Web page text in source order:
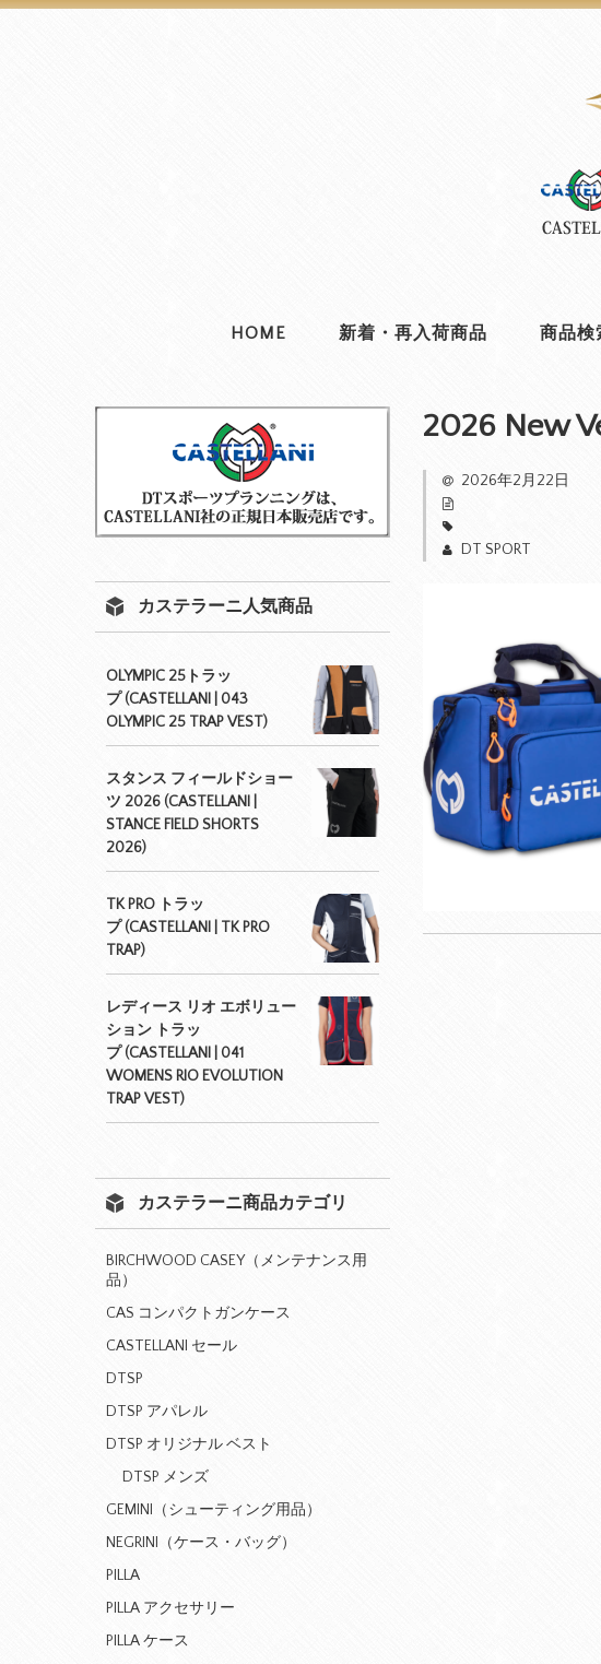
HOME 新着・再入荷商品 商品検
2026 New
2026年2月22日
DT SPORT
カステラーニ人気商品
OLYMPIC 25トラッ
プ (CASTELLANI | 043
OLYMPIC 25 TRAP VEST)
スタンス フィールドショー
ツ 2026 (CASTELLANI |
STANCE FIELD SHORTS
2026)
TK PRO トラッ
プ (CASTELLANI | TK PRO
TRAP)
レディース リオ エボリュー
ション トラッ
プ (CASTELLANI | 041
WOMENS RIO EVOLUTION
TRAP VEST)
カステラーニ商品カテゴリ
BIRCHWOOD CASEY（メンテナンス用
品）
CAS コンパクトガンケース
CASTELLANI セール
DTSP
DTSP アパレル
DTSP オリジナル ベスト
DTSP メンズ
GEMINI（シューティング用品）
NEGRINI（ケース・バッグ）
PILLA
PILLA アクセサリー
PILLA ケース